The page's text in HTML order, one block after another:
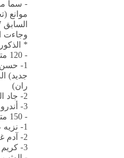
السابق 7:42.77 د لنفس اللاعبة.
وجاءت
* الذكور
- 120 مترُا (تحت 12 سنة):
ران)
2- جاد اليوسف (بترون ستارز) 16.65 ث
3- أندرو سمّور (بترون ستارز) 18.37 ث
- 150 مترًا (تحت 16 سنة)
1- نزيه عويضة (بترون ستارز) 17.44 ث
2- آدم غالي (إنتر ليبانون) 19.01 ث
3- كريم نافع (إنتر ليبانون) 20.06 ث